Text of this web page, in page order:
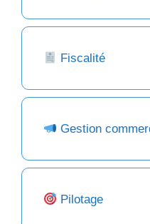
Fiscalité
Gestion
Pilotage